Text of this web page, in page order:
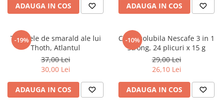
Ghiozdane si Penare scolare
Instrumente si Truse Geometrie
Seturi scolare
Calculator
Consumabile & Accesorii
Cadouri
Carti in dar
ADAUGA IN COS ADAUGA IN COS
-19%
Tablitele de smarald ale lui
Thoth, Atlantul
37,00 Lei
30,00 Lei
ADAUGA IN COS
-10%
Cafea solubila Nescafe 3 in 1
Strong, 24 plicuri x 15 g
29,00 Lei
26,10 Lei
ADAUGA IN COS